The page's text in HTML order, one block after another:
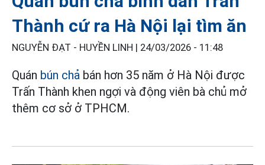
Thành cứ ra Hà Nội lại tìm ăn
NGUYỄN ĐẠT - HUYỀN LINH | 24/03/2026 - 11:48
Quán bún chả bán hơn 35 năm ở Hà Nội được
Trấn Thành khen ngợi và động viên bà chủ mở
thêm cơ sở ở TPHCM.